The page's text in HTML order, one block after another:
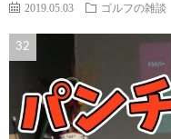
2019.05.03 ゴルフの雑談